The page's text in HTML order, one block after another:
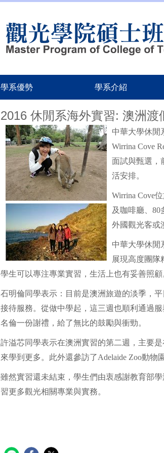
學系優勢 學系介紹
2016 休閒系海外實習: 澳洲渡
中華大學休閒
Wirrina Cove
面試與甄選，
活安排。
Wirrina Cove
及咖啡廳、
外國觀光客或
中華大學休閒
展現高度團隊
學生可以專注專業實習，生活上也有妥善照顧
石明倫同學表示：目前是澳洲旅遊的淡季，
接待服務。從做中學起，這三週也順利通過
名倫一份謝禮，給了無比的鼓勵與衝勁。
許溢芯同學表示在澳洲實習的第二週，主要
來學到更多。此外還參訪了Adelaide Zoo動物
雖然實習還未結束，學生們由衷感謝教育部
習更多觀光相關專業與實務。